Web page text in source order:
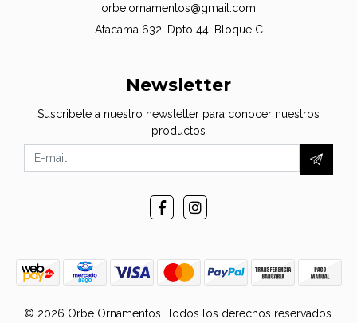
orbe.ornamentos@gmail.com
Atacama 632, Dpto 44, Bloque C
Newsletter
Suscribete a nuestro newsletter para conocer nuestros
productos
© 2026 Orbe Ornamentos. Todos los derechos reservados.